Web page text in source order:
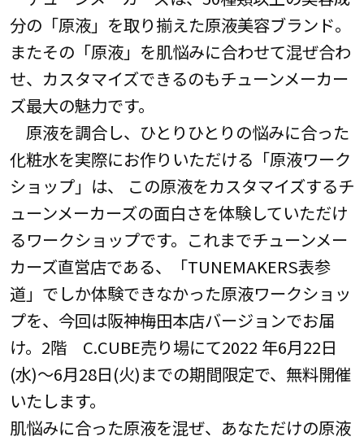
分の「原液」を取り揃えた原液美容ブランド。
またその「原液」を肌悩みに合わせて混ぜ合わ
せ、カスタマイズできるのもチューンメーカー
ズ最大の魅力です。
原液を調合し、ひとりひとりの悩みに合った
化粧水を実際にお作りいただける「原液ワーク
ショップ」は、 この原液をカスタマイズするチ
ューンメーカーズの面白さを体験していただけ
るワークショップです。これまでチューンメー
カーズ直営店である、「TUNEMAKERS表参
道」でしか体験できなかった原液ワークショッ
プを、今回は阪神梅田本店バージョンでお届
け。2階 C.CUBE売り場にて2022 年6月22日
(水)～6月28日(火)までの期間限定で、無料開催
いたします。
肌悩みに合った原液を混ぜ、あなただけの原液